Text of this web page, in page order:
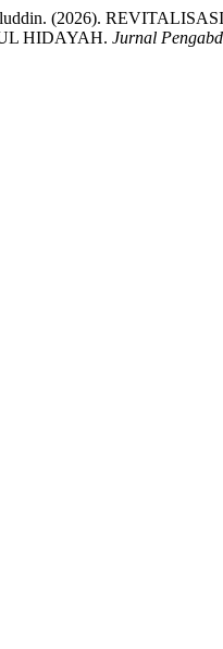
(2026).
HIDAYAH. Jurnal